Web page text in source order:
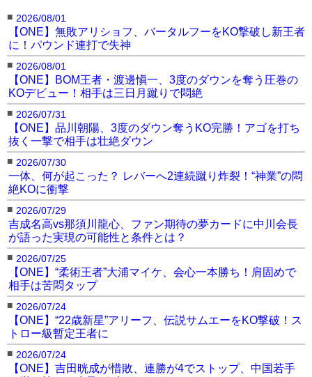
■ 2026/08/01
【ONE】無敗アリショフ、バータルフーをKO撃破し新王者
に！パウンド連打で失神
■ 2026/08/01
【ONE】BOM王者・渡邊愼一、3度のダウンを奪う圧巻の
KOデビュー！相手は三日月蹴りで悶絶
■ 2026/07/31
【ONE】品川朝陽、3度のダウン奪うKO完勝！アゴを打ち
抜く一撃で相手は壮絶ダウン
■ 2026/07/30
一体、何が起こった？ レバーへ2連続蹴り炸裂！“神業”の悶
絶KOに衝撃
■ 2026/07/29
吉成名高vs那須川龍心、ファン期待の夢カードに中川会長
が語った実現の可能性と条件とは？
■ 2026/07/25
【ONE】“柔術王者”大浦マイケ、会心一本勝ち！肩固めで
相手は苦悶タップ
■ 2026/07/24
【ONE】“22歳新星”アリーフ、伝説サムエーをKO撃破！ス
トロー級暫定王者に
■ 2026/07/24
【ONE】吉田晄成が惜敗、連勝が4でストップ、中国若手